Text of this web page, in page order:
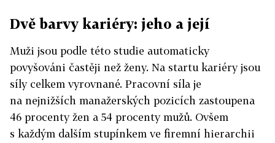
Dvě barvy kariéry: jeho a její
Muži jsou podle této studie automaticky
povyšováni častěji než ženy. Na startu kariéry jsou
síly celkem vyrovnané. Pracovní síla je
na nejnižších manažerských pozicích zastoupena
46 procenty žen a 54 procenty mužů. Ovšem
s každým dalším stupínkem ve firemní hierarchii